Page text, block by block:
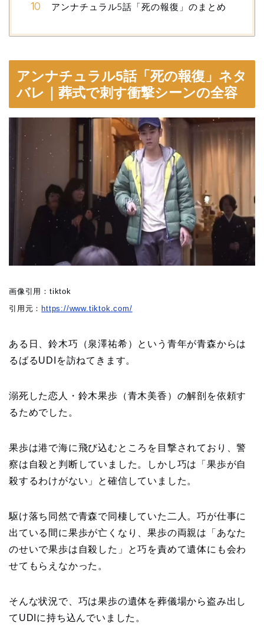
アンナチュラル5話「死の報復」のまとめ
アンナチュラル5話「死の報復」ネタ
バレ｜葬式で刺す衝撃シーンの全容
画像引用：tiktok
引用元： https://www.tiktok.com/
ある日、鈴木巧（泉澤祐希）という青年が青森からは
るばるUDIを訪ねてきます。
溺死した恋人・鈴木果歩（青木美香）の解剖を依頼す
るためでした。
果歩は港で海に飛び込むところを目撃されており、警
察は自殺と判断していました。しかし巧は「果歩が自
殺するわけがない」と確信していました。
駆け落ち同然で青森で同棲していた二人。巧が仕事に
出ている間に果歩が亡くなり、果歩の両親は「あなた
のせいで果歩は自殺した」と巧を責めて遺体にも会わ
せてもらえなかった。
そんな状況で、巧は果歩の遺体を葬儀場から盗み出し
てUDIに持ち込んでいました。